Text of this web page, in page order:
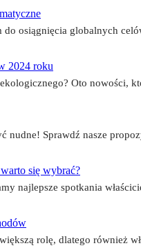
osiągnięcia globalnych
2024 roku
Oto
nudne! Sprawdź nasze
się wybrać?
najlepsze spotkania
rolę, dlatego również